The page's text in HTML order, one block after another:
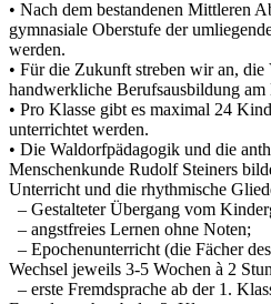
• Nach dem bestandenen Mittleren
gymnasiale Oberstufe der
werden.
• Für die Zukunft streben wir an, die
handwerkliche Berufsausbildung am
• Pro Klasse gibt es maximal 24
unterrichtet werden.
• Die Waldorfpädagogik und die
Menschenkunde Rudolf Steiners
Unterricht und die rhythmische
– Gestalteter Übergang vom
– angstfreies Lernen ohne Noten;
– Epochenunterricht (die Fächer
Wechsel jeweils 3-5 Wochen à 2
– erste Fremdsprache ab der 1.